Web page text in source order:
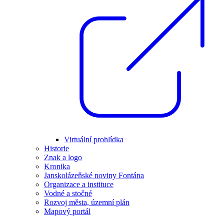
Virtuální prohlídka
Historie
Znak a logo
Kronika
Janskolázeňské noviny Fontána
Organizace a instituce
Vodné a stočné
Rozvoj města, územní plán
Mapový portál